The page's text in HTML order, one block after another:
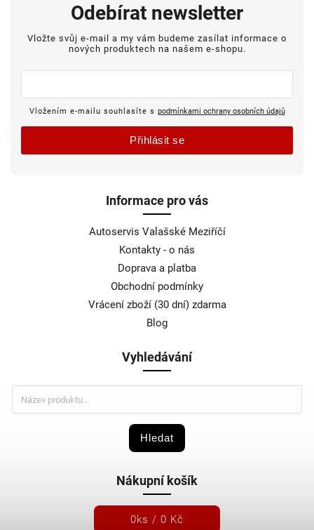
Informace pro vás
Autoservis Valašské Meziříčí
Kontakty - o nás
Doprava a platba
Obchodní podmínky
Vrácení zboží (30 dní) zdarma
Blog
Vyhledávání
Hledat
Nákupní košík
0ks / 0 Kč
Odebírat newsletter
Vložte svůj e-mail a my vám budeme zasílat informace o
nových produktech na našem e-shopu.
Vložením e-mailu souhlasíte s podmínkami ochrany osobních údajů
Přihlásit se